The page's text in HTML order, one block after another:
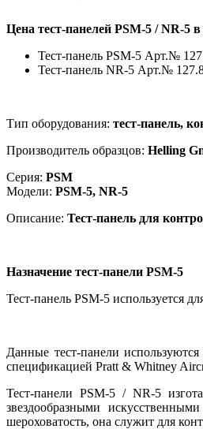
Цена тест-панелей PSM-5 / NR-5
Тест-панель PSM-5 Арт.№
Тест-панель NR-5 Арт.№
Тип оборудования: тест-панель,
Производитель образцов: Helling
Серия: PSM
Модели: PSM-5, NR-5
Описание: Тест-панель для
Назначение тест-панели PSM-5
Тест-панель PSM-5 используется
Данные тест-панели
спецификацией Pratt & Whitney
Тест-панели PSM-5 / NR-5
звездообразными
шероховатость, она служит для